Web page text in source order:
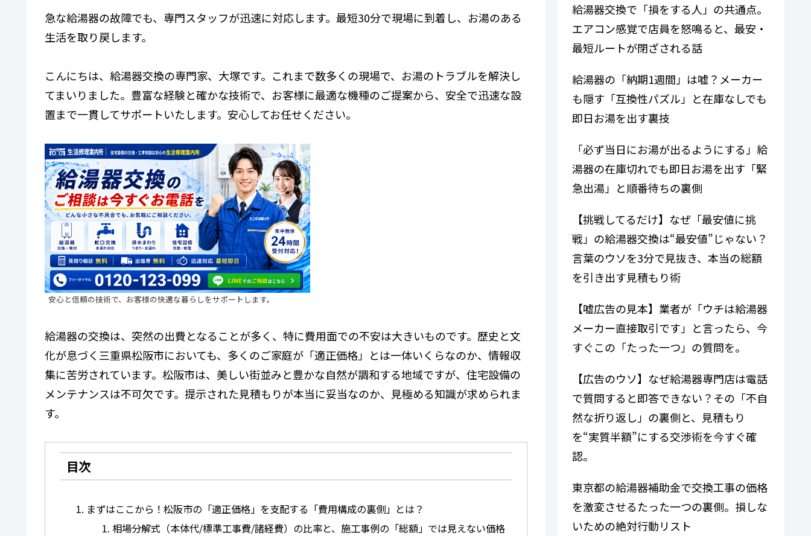
急な給湯器の故障でも、専門スタッフが迅速に対応します。最短30分で現場に到着し、お湯のある
生活を取り戻します。
こんにちは、給湯器交換の専門家、大塚です。これまで数多くの現場で、お湯のトラブルを解決し
てまいりました。豊富な経験と確かな技術で、お客様に最適な機種のご提案から、安全で迅速な設
置まで一貫してサポートいたします。安心してお任せください。
安心と信頼の技術で、お客様の快適な暮らしをサポートします。
給湯器の交換は、突然の出費となることが多く、特に費用面での不安は大きいものです。歴史と文
化が息づく三重県松阪市においても、多くのご家庭が「適正価格」とは一体いくらなのか、情報収
集に苦労されています。松阪市は、美しい街並みと豊かな自然が調和する地域ですが、住宅設備の
メンテナンスは不可欠です。提示された見積もりが本当に妥当なのか、見極める知識が求められま
す。
目次
まずはここから！松阪市の「適正価格」を支配する「費用構成の裏側」とは？
相場分解式（本体代/標準工事費/諸経費）の比率と、施工事例の「総額」では見えない価格
給湯器交換で「損をする人」の共通点。
エアコン感覚で店員を怒鳴ると、最安・
最短ルートが閉ざされる話
給湯器の「納期1週間」は嘘？メーカー
も隠す「互換性パズル」と在庫なしでも
即日お湯を出す裏技
「必ず当日にお湯が出るようにする」給
湯器の在庫切れでも即日お湯を出す「緊
急出湯」と順番待ちの裏側
【挑戦してるだけ】なぜ「最安値に挑
戦」の給湯器交換は“最安値”じゃない？
言葉のウソを3分で見抜き、本当の総額
を引き出す見積もり術
【嘘広告の見本】業者が「ウチは給湯器
メーカー直接取引です」と言ったら、今
すぐこの「たった一つ」の質問を。
【広告のウソ】なぜ給湯器専門​​店は電話
で質問すると即答できない？その「不自
然な折り返し」の裏側と、見積もり
を“実質半額”にする交渉術を今すぐ確
認。
東京都の給湯器補助金で交換工事の価格
を激変させるたった一つの裏側。損しな
いための絶対行動リスト